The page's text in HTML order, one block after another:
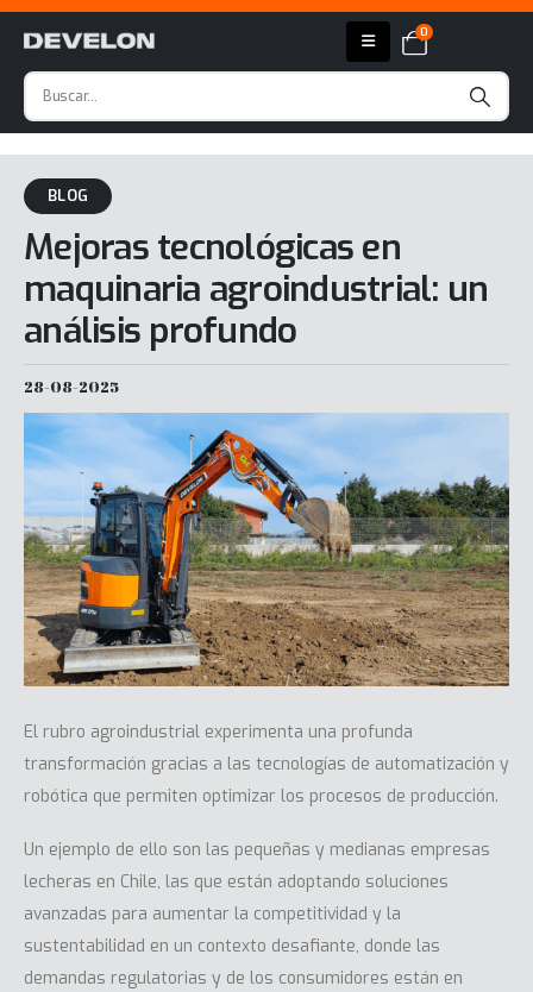
0
BLOG
Mejoras tecnológicas en
maquinaria agroindustrial: un
análisis profundo
28-08-2025
El rubro agroindustrial experimenta una profunda
transformación gracias a las tecnologías de automatización y
robótica que permiten optimizar los procesos de producción.
Un ejemplo de ello son las pequeñas y medianas empresas
lecheras en Chile, las que están adoptando soluciones
avanzadas para aumentar la competitividad y la
sustentabilidad en un contexto desafiante, donde las
demandas regulatorias y de los consumidores están en